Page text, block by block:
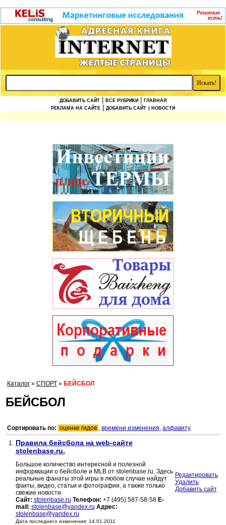
ДОБАВИТЬ САЙТ ВСЕ РУБРИКИ
ГЛАВНАЯ
РЕКЛАМА НА САЙТЕ
ДОБАВИТЬ САЙТ | НОВОСТИ
Каталог » СПОРТ » БЕЙСБОЛ
БЕЙСБОЛ
Сортировать по: оценке гидов , времени изменения, алфавиту.
1. Правила бейсбола на web-сайте
stolenbase.ru.
Большое количество интересной и полезной
информации о бейсболе и MLB от stolenbase.ru. Здесь
реальные фанаты этой игры в любом случае найдут
факты, видео, статьи и фотографии, а также только
свежие новости.
Сайт: stolenbase.ru Телефон: +7 (495) 587-58-58 E-
mail: stolenbase@yandex.ru Адрес:
stolenbase@yandex.ru
Дата последнего изменения: 14.01.2011
Редактировать
Удалить
Добавить сайт